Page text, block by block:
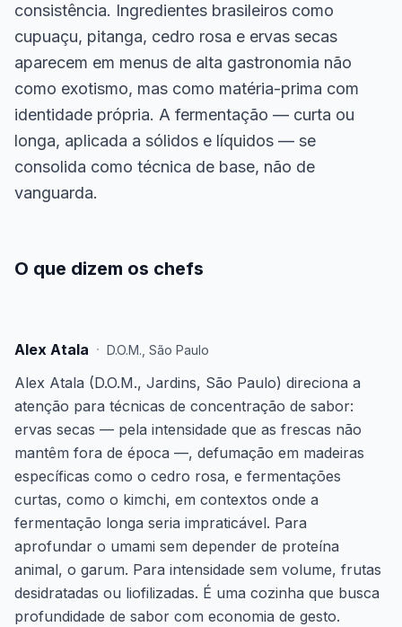
consistência. Ingredientes brasileiros como
cupuaçu, pitanga, cedro rosa e ervas secas
aparecem em menus de alta gastronomia não
como exotismo, mas como matéria-prima com
identidade própria. A fermentação — curta ou
longa, aplicada a sólidos e líquidos — se
consolida como técnica de base, não de
vanguarda.
O que dizem os chefs
Alex Atala · D.O.M. São Paulo
Alex Atala (D.O.M., Jardins, São Paulo) direciona a
atenção para técnicas de concentração de sabor:
ervas secas — pela intensidade que as frescas não
mantêm fora de época —, defumação em madeiras
específicas como o cedro rosa, e fermentações
curtas, como o kimchi, em contextos onde a
fermentação longa seria impraticável. Para
aprofundar o umami sem depender de proteína
animal, o garum. Para intensidade sem volume, frutas
desidratadas ou liofilizadas. É uma cozinha que busca
profundidade de sabor com economia de gesto.